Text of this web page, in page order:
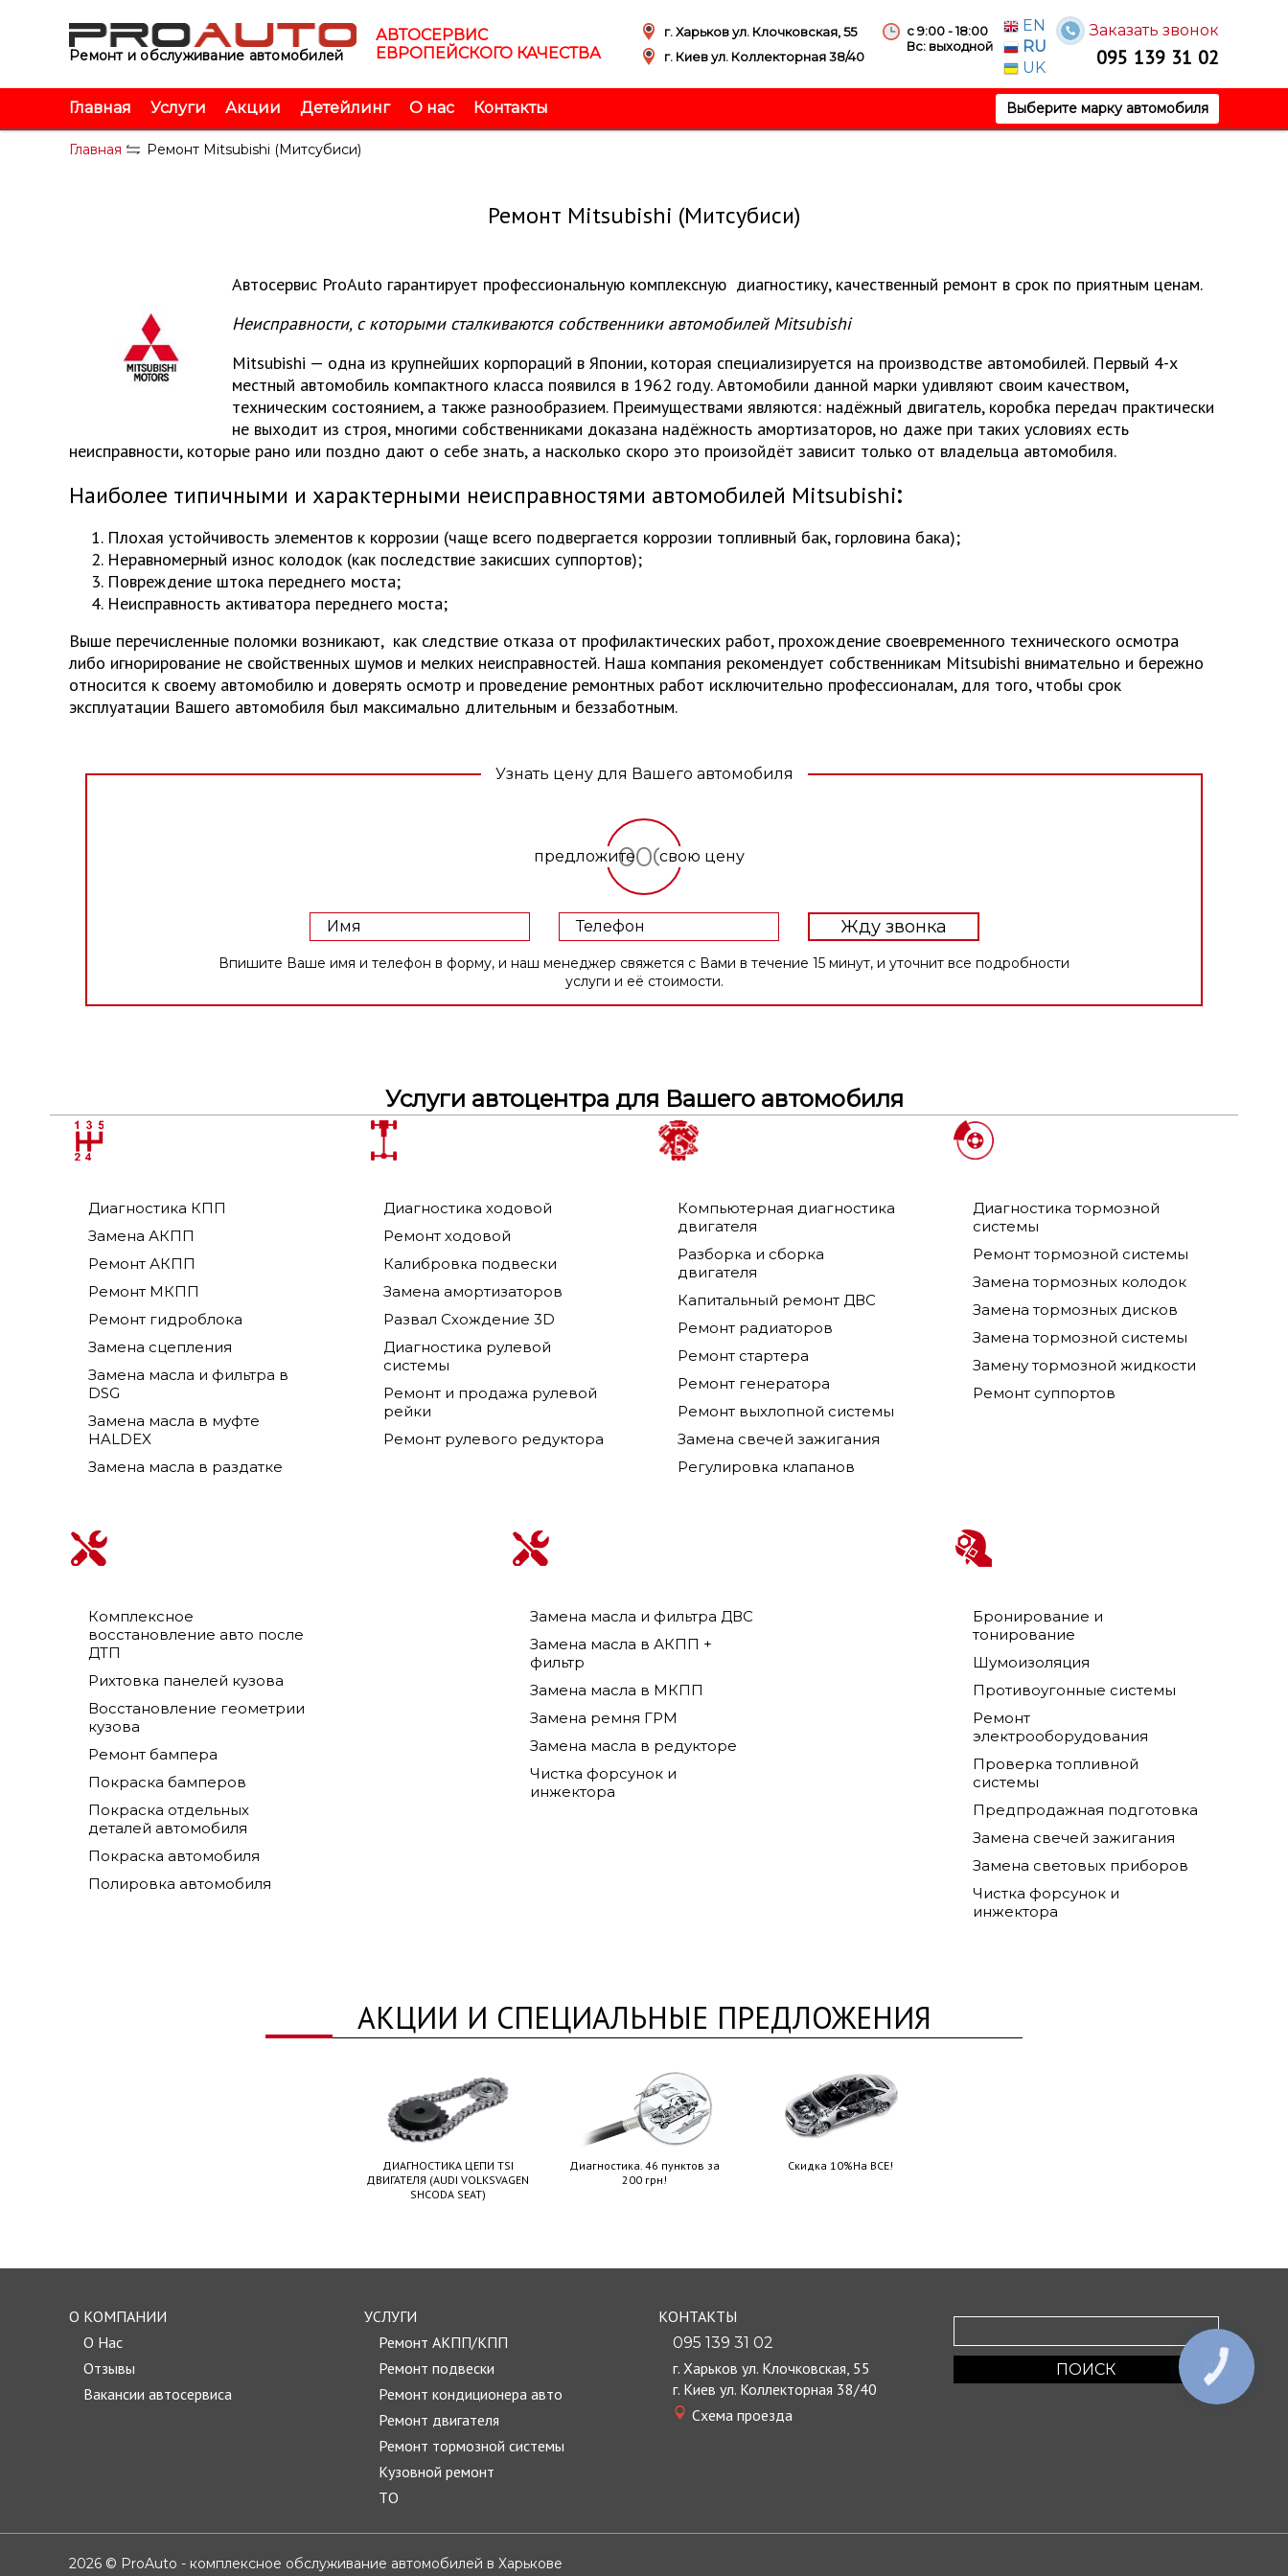
Ремонт и обслуживание автомобилей
АВТОСЕРВИС
ЕВРОПЕЙСКОГО КАЧЕСТВА
г. Харьков ул. Клочковская, 55
г. Киев ул. Коллекторная 38/40
с 9:00 - 18:00
Вс: выходной
EN
RU
UK
Заказать звонок
095 139 31 02
Главная Услуги Акции Детейлинг О нас Контакты Выберите марку автомобиля
Главная Ремонт Мitsubishi (Митсубиси)
Ремонт Мitsubishi (Митсубиси)
Автосервис ProAuto гарантирует профессиональную комплексную диагностику, качественный ремонт в срок по приятным ценам.
Неисправности, с которыми сталкиваются собственники автомобилей Mitsubishi
Mitsubishi — одна из крупнейших корпораций в Японии, которая специализируется на производстве автомобилей. Первый 4-х
местный автомобиль компактного класса появился в 1962 году. Автомобили данной марки удивляют своим качеством,
техническим состоянием, а также разнообразием. Преимуществами являются: надёжный двигатель, коробка передач практически
не выходит из строя, многими собственниками доказана надёжность амортизаторов, но даже при таких условиях есть
неисправности, которые рано или поздно дают о себе знать, а насколько скоро это произойдёт зависит только от владельца автомобиля.
Наиболее типичными и характерными неисправностями автомобилей Mitsubishi:
Плохая устойчивость элементов к коррозии (чаще всего подвергается коррозии топливный бак, горловина бака);
Неравномерный износ колодок (как последствие закисших суппортов);
Повреждение штока переднего моста;
Неисправность активатора переднего моста;
Выше перечисленные поломки возникают, как следствие отказа от профилактических работ, прохождение своевременного технического осмотра
либо игнорирование не свойственных шумов и мелких неисправностей. Наша компания рекомендует собственникам Mitsubishi внимательно и бережно
относится к своему автомобилю и доверять осмотр и проведение ремонтных работ исключительно профессионалам, для того, чтобы срок
эксплуатации Вашего автомобиля был максимально длительным и беззаботным.
Узнать цену для Вашего автомобиля
Жду звонка
Впишите Ваше имя и телефон в форму, и наш менеджер свяжется с Вами в течение 15 минут, и уточнит все подробности
услуги и её стоимости.
Услуги автоцентра для Вашего автомобиля
Диагностика КПП
Замена АКПП
Ремонт АКПП
Ремонт МКПП
Ремонт гидроблока
Замена сцепления
Замена масла и фильтра в
DSG
Замена масла в муфте
HALDEX
Замена масла в раздатке
Диагностика ходовой
Ремонт ходовой
Калибровка подвески
Замена амортизаторов
Развал Схождение 3D
Диагностика рулевой
системы
Ремонт и продажа рулевой
рейки
Ремонт рулевого редуктора
Компьютерная диагностика
двигателя
Разборка и сборка
двигателя
Капитальный ремонт ДВС
Ремонт радиаторов
Ремонт стартера
Ремонт генератора
Ремонт выхлопной системы
Замена свечей зажигания
Регулировка клапанов
Диагностика тормозной
системы
Ремонт тормозной системы
Замена тормозных колодок
Замена тормозных дисков
Замена тормозной системы
Замену тормозной жидкости
Ремонт суппортов
Комплексное
восстановление авто после
ДТП
Рихтовка панелей кузова
Восстановление геометрии
кузова
Ремонт бампера
Покраска бамперов
Покраска отдельных
деталей автомобиля
Покраска автомобиля
Полировка автомобиля
Замена масла и фильтра ДВС
Замена масла в АКПП +
фильтр
Замена масла в МКПП
Замена ремня ГРМ
Замена масла в редукторе
Чистка форсунок и
инжектора
Бронирование и
тонирование
Шумоизоляция
Противоугонные системы
Ремонт
электрооборудования
Проверка топливной
системы
Предпродажная подготовка
Замена свечей зажигания
Замена световых приборов
Чистка форсунок и
инжектора
АКЦИИ И СПЕЦИАЛЬНЫЕ ПРЕДЛОЖЕНИЯ
ДИАГНОСТИКА ЦЕПИ TSI
ДВИГАТЕЛЯ (AUDI VOLKSVAGEN
SHCODA SEAT)
Диагностика. 46 пунктов за
200 грн!
Скидка 10%На ВСЕ!
О КОМПАНИИ
О Нас
Отзывы
Вакансии автосервиса
УСЛУГИ
Ремонт АКПП/КПП
Ремонт подвески
Ремонт кондиционера авто
Ремонт двигателя
Ремонт тормозной системы
Кузовной ремонт
TО
КОНТАКТЫ
095 139 31 02
г. Харьков ул. Клочковская, 55
г. Киев ул. Коллекторная 38/40
Cхема проезда
2026 © ProAuto - комплексное обслуживание автомобилей в Харькове
Перезвоните мне!
Отправить
Запись на обслуживание!
Ваш телефон
Ваш вопрос?
Отправить
Запись на обслуживание!
Ваш телефон
КНОПКА
ЗВ'ЯЗКУ